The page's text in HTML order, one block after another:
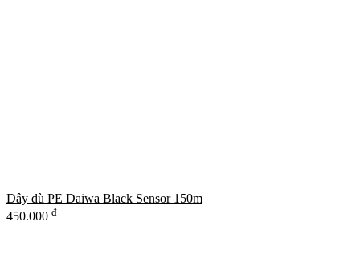
Dây dù PE Daiwa Black Sensor 150m
450.000 đ